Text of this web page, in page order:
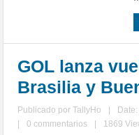
GOL lanza
Brasilia y
Publicado porTallyHo
0 commentarios 1869